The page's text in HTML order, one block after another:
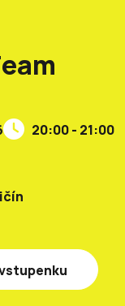
20:00 - 21:00